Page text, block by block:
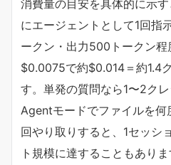
消費量の目安を具体的に示
にエージェントとして1回指
ークン・出力500トークン
$0.0075で約$0.014＝約1.4
す。単発の質問なら1〜2クレ
Agentモードでファイルを
回やり取りすると、1セッシ
ト規模に達することもあり